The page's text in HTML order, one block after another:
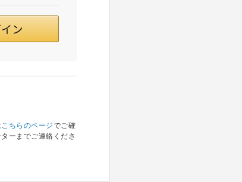
こちらのページでご確
ーまでご連絡くださ